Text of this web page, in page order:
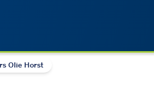
Olie Horst